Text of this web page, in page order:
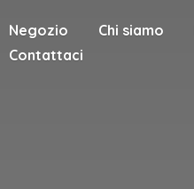
Negozio Chi siamo
Contattaci